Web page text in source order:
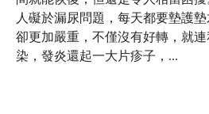
人礙於漏尿問題，每天都要墊護
卻更加嚴重，不僅沒有好轉，就
染，發炎還起一大片疹子，...